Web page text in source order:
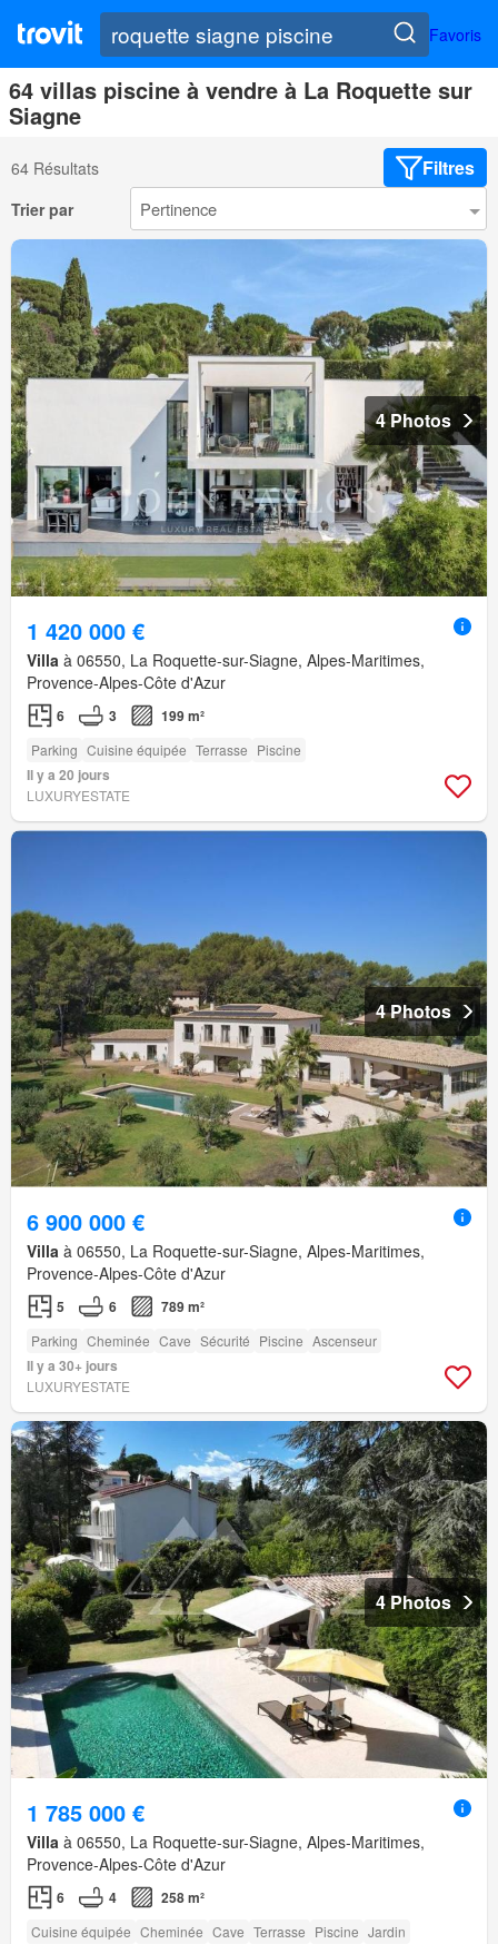
Favoris
64 villas piscine à vendre à La Roquette sur
Siagne
64 Résultats Filtres
Trier par
4 Photos
1 420 000 €
Villa à 06550, La Roquette-sur-Siagne, Alpes-Maritimes,
Provence-Alpes-Côte d'Azur
6 3 199 m²
Parking Cuisine équipée Terrasse Piscine
Il y a 20 jours
LUXURYESTATE
4 Photos
6 900 000 €
Villa à 06550, La Roquette-sur-Siagne, Alpes-Maritimes,
Provence-Alpes-Côte d'Azur
5 6 789 m²
Parking Cheminée Cave Sécurité Piscine Ascenseur
Il y a 30+ jours
LUXURYESTATE
4 Photos
1 785 000 €
Villa à 06550, La Roquette-sur-Siagne, Alpes-Maritimes,
Provence-Alpes-Côte d'Azur
6 4 258 m²
Cuisine équipée Cheminée Cave Terrasse Piscine Jardin